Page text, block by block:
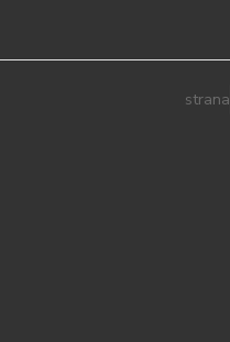
strana